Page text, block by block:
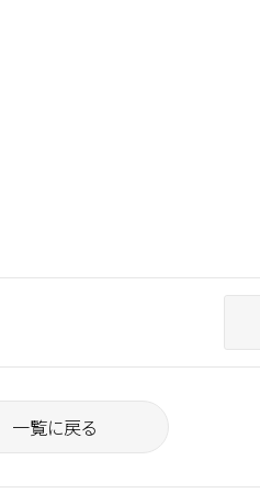
一覧に戻る